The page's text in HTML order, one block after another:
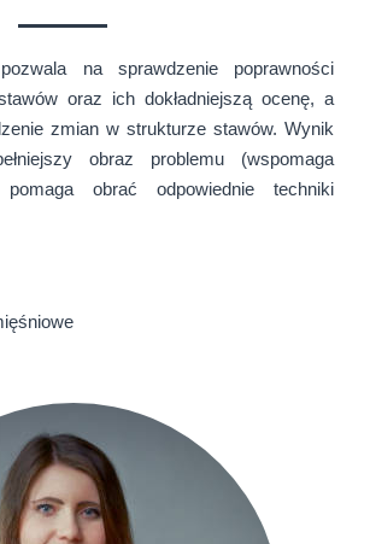
na sprawdzenie poprawności
oraz ich dokładniejszą ocenę, a
zmian w strukturze stawów. Wynik
obraz problemu (wspomaga
obrać odpowiednie techniki